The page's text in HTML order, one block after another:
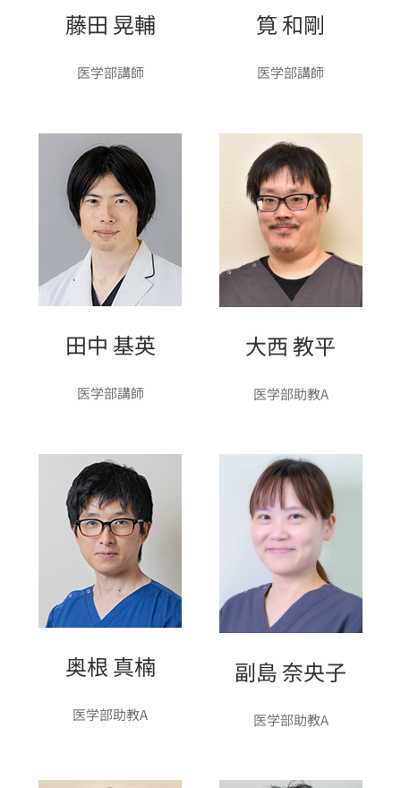
藤田 晃輔
医学部講師
筧 和剛
医学部講師
田中 基英
医学部講師
大西 教平
医学部助教A
奥根 真楠
医学部助教A
副島 奈央子
医学部助教A